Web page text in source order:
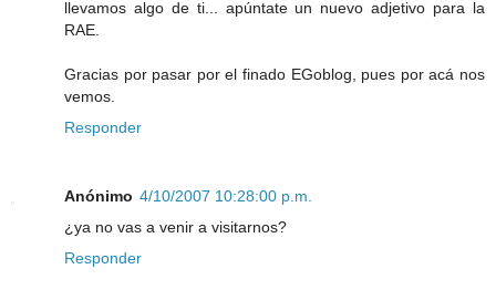
llevamos algo de ti... apúntate un nuevo adjetivo para la
RAE.
Gracias por pasar por el finado EGoblog, pues por acá nos
vemos.
Responder
Anónimo 4/10/2007 10:28:00 p.m.
¿ya no vas a venir a visitarnos?
Responder